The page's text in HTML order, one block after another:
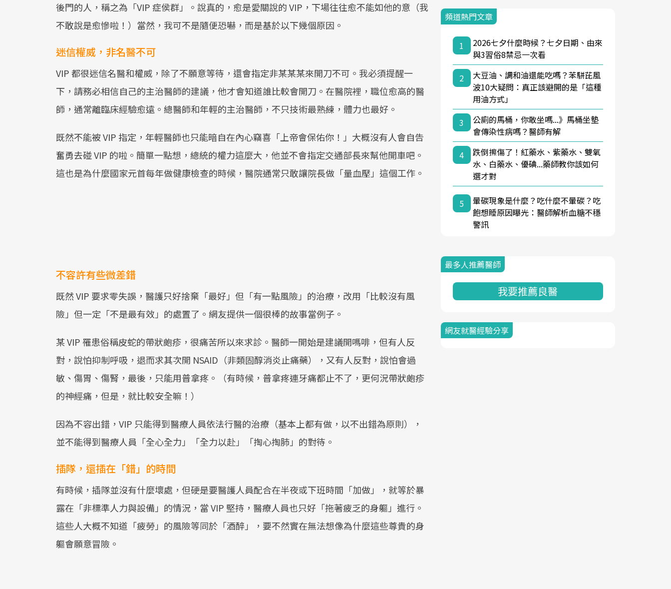
後門的人，稱之為「VIP 症侯群」。說真的，愈是愛關說的 VIP，下場往往愈不能如他的意（我
不敢說是愈慘啦！）當然，我可不是隨便恐嚇，而是基於以下幾個原因。
迷信權威，非名醫不可
VIP 都很迷信名醫和權威，除了不願意等待，還會指定非某某某來開刀不可。我必須提醒一
下，請務必相信自己的主治醫師的建議，他才會知道誰比較會開刀。在醫院裡，職位愈高的醫
師，通常離臨床經驗愈遠。總醫師和年輕的主治醫師，不只技術最熟練，體力也最好。
既然不能被 VIP 指定，年輕醫師也只能暗自在內心竊喜「上帝會保佑你！」大概沒有人會自告
奮勇去碰 VIP 的啦。簡單一點想，總統的權力這麼大，他並不會指定交通部長來幫他開車吧。
這也是為什麼國家元首每年做健康檢查的時候，醫院通常只敢讓院長做「量血壓」這個工作。
不容許有些微差錯
既然 VIP 要求零失誤，醫護只好捨棄「最好」但「有一點風險」的治療，改用「比較沒有風
險」但一定「不是最有效」的處置了。網友提供一個很棒的故事當例子。
某 VIP 罹患俗稱皮蛇的帶狀皰疹，很痛苦所以來求診。醫師一開始是建議開嗎啡，但有人反
對，說怕抑制呼吸，退而求其次開 NSAID（非類固醇消炎止痛藥），又有人反對，說怕會過
敏、傷胃、傷腎，最後，只能用普拿疼。（有時候，普拿疼連牙痛都止不了，更何況帶狀皰疹
的神經痛，但是，就比較安全嘛！）
因為不容出錯，VIP 只能得到醫療人員依法行醫的治療（基本上都有做，以不出錯為原則），
並不能得到醫療人員「全心全力」「全力以赴」「掏心掏肺」的對待。
插隊，還插在「錯」的時間
有時候，插隊並沒有什麼壞處，但硬是要醫護人員配合在半夜或下班時間「加做」，就等於暴
露在「非標準人力與設備」的情況，當 VIP 堅持，醫療人員也只好「拖著疲乏的身軀」進行。
這些人大概不知道「疲勞」的風險等同於「酒醉」，要不然實在無法想像為什麼這些尊貴的身
軀會願意冒險。
頻道熱門文章
1
2026七夕什麼時候？七夕日期、由來
與3習俗8禁忌一次看
2
大豆油、調和油還能吃嗎？苯駢芘風
波10大疑問：真正該避開的是「這種
用油方式」
3
公廁的馬桶，你敢坐嗎...》馬桶坐墊
會傳染性病嗎？醫師有解
4
跌倒擦傷了！紅藥水、紫藥水、雙氧
水、白藥水、優碘...藥師教你該如何
選才對
5
暈碳現象是什麼？吃什麼不暈碳？吃
飽想睡原因曝光：醫師解析血糖不穩
警訊
最多人推薦醫師
我要推薦良醫
網友就醫經驗分享